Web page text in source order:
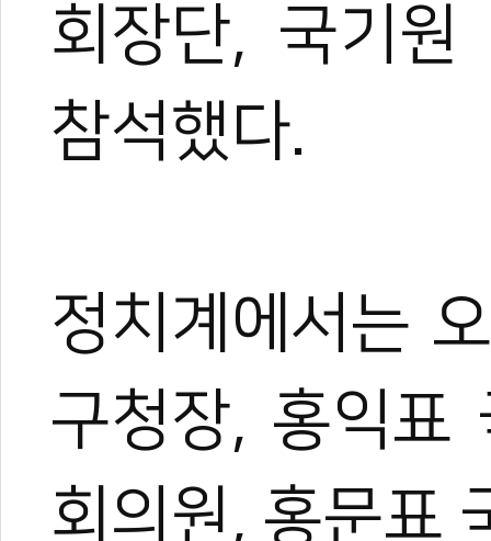
회장단, 국기원
참석했다.
정치계에서는
구청장, 홍익표
회의원, 홍문표